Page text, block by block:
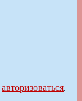
авторизоваться.